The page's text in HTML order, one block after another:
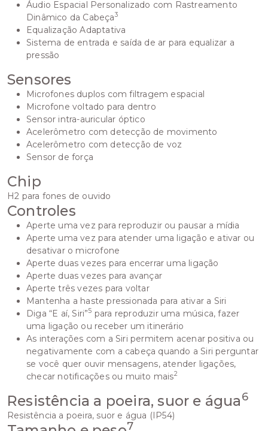
Áudio Espacial Personalizado com Rastreamento
Dinâmico da Cabeça3
Equalização Adaptativa
Sistema de entrada e saída de ar para equalizar a
pressão
Sensores
Microfones duplos com filtragem espacial
Microfone voltado para dentro
Sensor intra-auricular óptico
Acelerômetro com detecção de movimento
Acelerômetro com detecção de voz
Sensor de força
Chip
H2 para fones de ouvido
Controles
Aperte uma vez para reproduzir ou pausar a mídia
Aperte uma vez para atender uma ligação e ativar ou
desativar o microfone
Aperte duas vezes para encerrar uma ligação
Aperte duas vezes para avançar
Aperte três vezes para voltar
Mantenha a haste pressionada para ativar a Siri
Diga “E aí, Siri”5 para reproduzir uma música, fazer
uma ligação ou receber um itinerário
As interações com a Siri permitem acenar positiva ou
negativamente com a cabeça quando a Siri perguntar
se você quer ouvir mensagens, atender ligações,
checar notificações ou muito mais2
Resistência a poeira, suor e água6
Resistência a poeira, suor e água (IP54)
7